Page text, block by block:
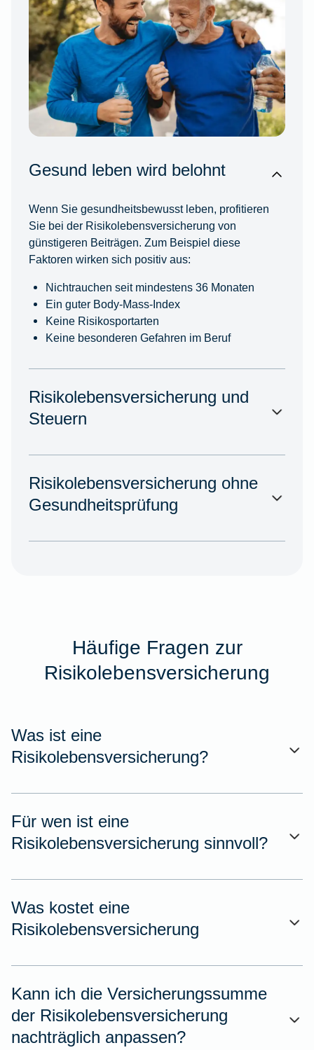
Gesund leben wird belohnt
Wenn Sie gesundheitsbewusst leben, profitieren
Sie bei der Risikolebensversicherung von
günstigeren Beiträgen. Zum Beispiel diese
Faktoren wirken sich positiv aus:
Nichtrauchen seit mindestens 36 Monaten
Ein guter Body-Mass-Index
Keine Risikosportarten
Keine besonderen Gefahren im Beruf
Risikolebensversicherung und
Steuern
Risikolebensversicherung ohne
Gesundheitsprüfung
Häufige Fragen zur
Risikolebensversicherung
Was ist eine
Risikolebensversicherung?
Für wen ist eine
Risikolebensversicherung sinnvoll?
Was kostet eine
Risikolebensversicherung
Kann ich die Versicherungssumme
der Risikolebensversicherung
nachträglich anpassen?